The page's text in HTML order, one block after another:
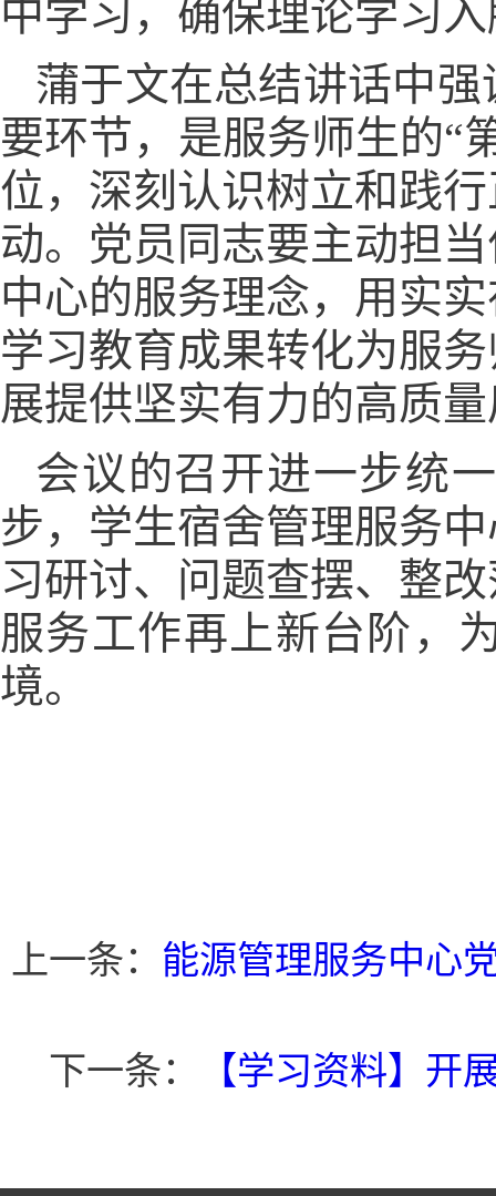
中学习，确保理论学习
蒲于文在总结讲话中
要环节，是服务师生的“
位，深刻认识树立和践
动。党员同志要主动担
中心的服务理念，用实
学习教育成果转化为服
展提供坚实有力的高质
会议的召开进一步统
步，学生宿舍管理服务
习研讨、问题查摆、整
服务工作再上新台阶，
境。
上一条： 能源管理服务中心
下一条： 【学习资料】开